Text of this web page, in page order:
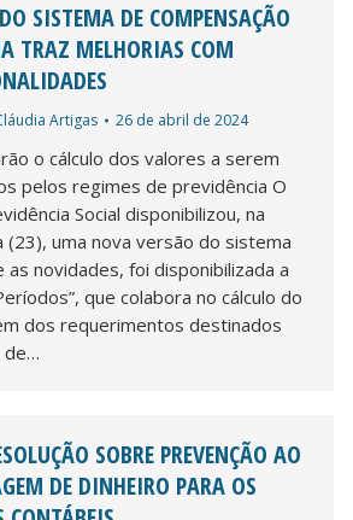
SISTEMA DE COMPENSAÇÃO
TRAZ MELHORIAS COM
Artigas 26 de abril de 2024
o cálculo dos valores a serem
pelos regimes de previdência O
Social disponibilizou, na
uma nova versão do sistema
as novidades, foi disponibilizada a
que colabora no cálculo do
dos requerimentos destinados
de…
SOBRE PREVENÇÃO AO
DE DINHEIRO PARA OS